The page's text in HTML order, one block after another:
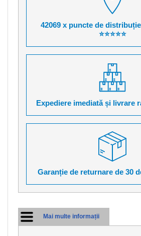
42069 x puncte de
⭐⭐⭐⭐⭐
Expediere imediată și livrare
Garanție de returnare de 30 de
Mai multe informații